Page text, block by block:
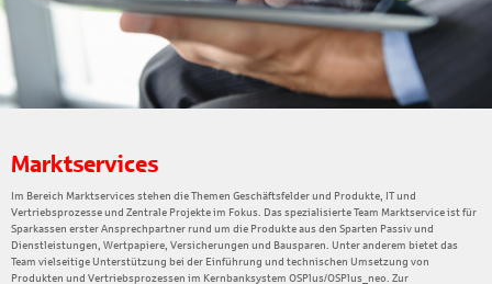
Marktservices
Im Bereich Marktservices stehen die Themen Geschäftsfelder und Produkte, IT und
Vertriebsprozesse und Zentrale Projekte im Fokus. Das spezialisierte Team Marktservice ist für
Sparkassen erster Ansprechpartner rund um die Produkte aus den Sparten Passiv und
Dienstleistungen, Wertpapiere, Versicherungen und Bausparen. Unter anderem bietet das
Team vielseitige Unterstützung bei der Einführung und technischen Umsetzung von
Produkten und Vertriebsprozessen im Kernbanksystem OSPlus/OSPlus_neo. Zur